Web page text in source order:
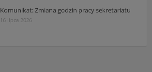
Komunikat: Zmiana godzin pracy sekretariatu
16 lipca 2026